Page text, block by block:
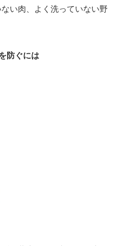
い肉、よく洗っていない野
防ぐには